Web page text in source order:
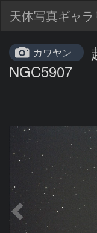
天体写真ギャ
カワヤン
NGC5907